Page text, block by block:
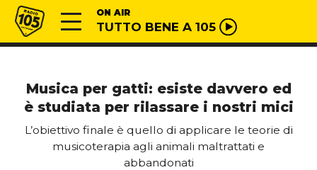
Vai al contenuto
Radio 105 ON AIR
TUTTO BENE A 105
Musica per gatti: esiste davvero ed
è studiata per rilassare i nostri mici
L’obiettivo finale è quello di applicare le teorie di
musicoterapia agli animali maltrattati e
abbandonati